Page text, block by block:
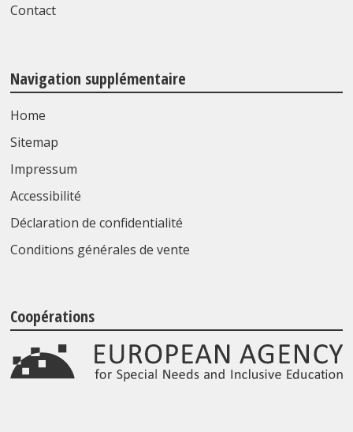
Contact
Navigation supplémentaire
Home
Sitemap
Impressum
Accessibilité
Déclaration de confidentialité
Conditions générales de vente
Coopérations